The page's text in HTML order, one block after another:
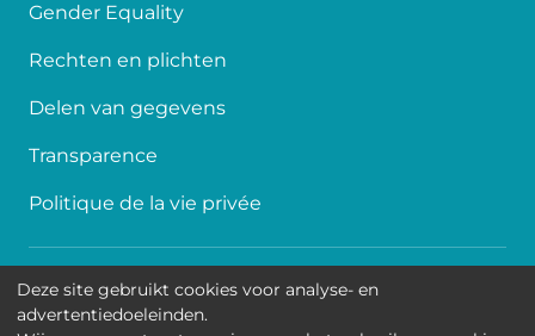
Gender Equality
Rechten en plichten
Delen van gegevens
Transparence
Politique de la vie privée
Toegankelijkheid
Contact
Deze site gebruikt cookies voor analyse- en
advertentiedoeleinden.